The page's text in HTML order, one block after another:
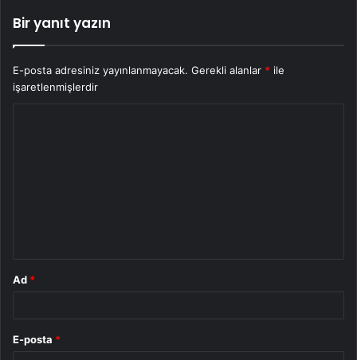
Bir yanıt yazın
E-posta adresiniz yayınlanmayacak. Gerekli alanlar * ile
işaretlenmişlerdir
Ad *
E-posta *